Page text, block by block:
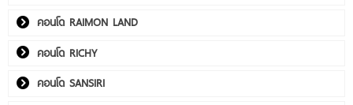
คอนโด RAIMON LAND
คอนโด RICHY
คอนโด SANSIRI